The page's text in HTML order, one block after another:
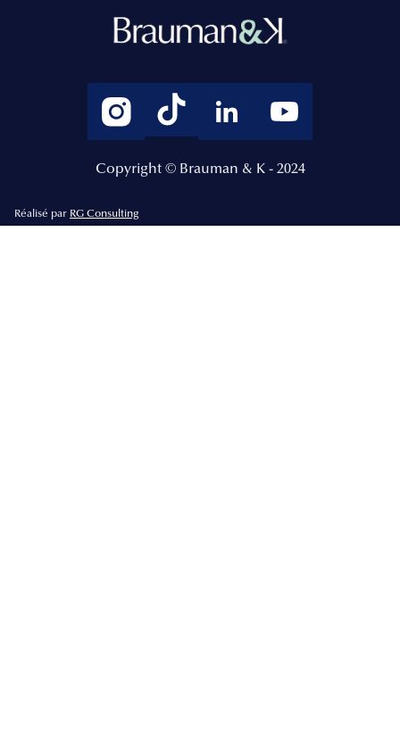
Copyright © Brauman & K - 2024
Réalisé par RG Consulting